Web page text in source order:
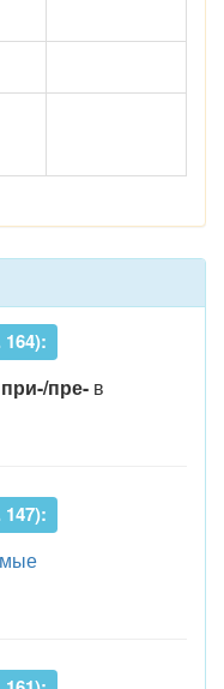
при-/пре- в